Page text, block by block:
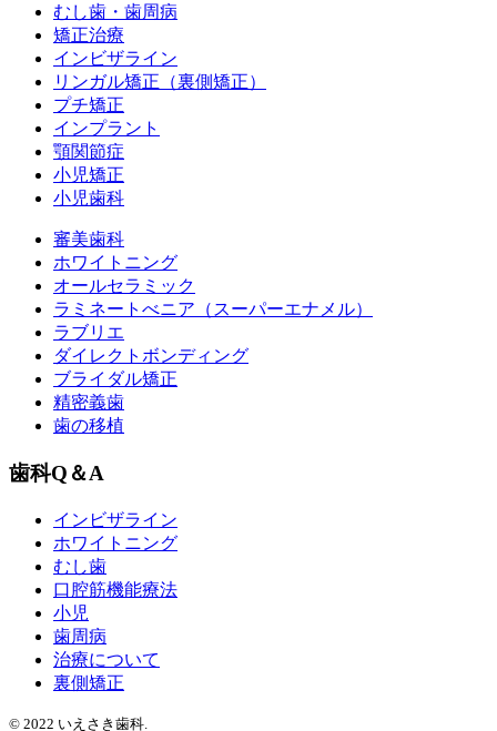
むし歯・歯周病
矯正治療
インビザライン
リンガル矯正（裏側矯正）
プチ矯正
インプラント
顎関節症
小児矯正
小児歯科
審美歯科
ホワイトニング
オールセラミック
ラミネートべニア （スーパーエナメル）
ラブリエ
ダイレクトボンディング
ブライダル矯正
精密義歯
歯の移植
歯科Q＆A
インビザライン
ホワイトニング
むし歯
口腔筋機能療法
小児
歯周病
治療について
裏側矯正
© 2022 いえさき歯科.